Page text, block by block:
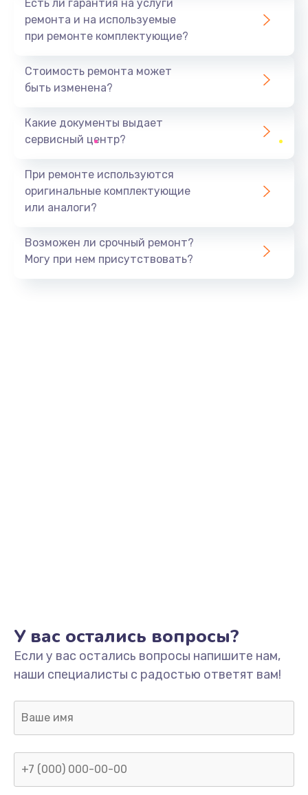
Есть ли гарантия на услуги
ремонта и на используемые
при ремонте комплектующие?
Стоимость ремонта может
быть изменена?
Какие документы выдает
сервисный центр?
При ремонте используются
оригинальные комплектующие
или аналоги?
Возможен ли срочный ремонт?
Могу при нем присутствовать?
У вас остались вопросы?
Если у вас остались вопросы напишите нам,
наши специалисты с радостью ответят вам!